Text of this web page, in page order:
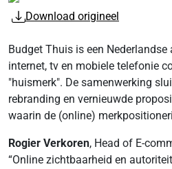
Download origineel
Budget Thuis is een Nederlandse
internet, tv en mobiele telefonie
"huismerk". De samenwerking
rebranding en vernieuwde
waarin de (online)
Rogier Verkoren, Head of E-
“Online zichtbaarheid en